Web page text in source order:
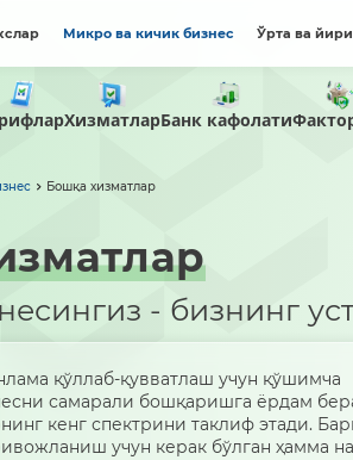
Микро ва кичик бизнес Ўрта ва
ХизматларБанк кафолати
Бошқа хизматлар
- бизнинг
қўллаб-қувватлаш учун қўшимча
самарали бошқаришга ёрдам
кенг спектрини таклиф этади.
учун керак бўлган ҳамма